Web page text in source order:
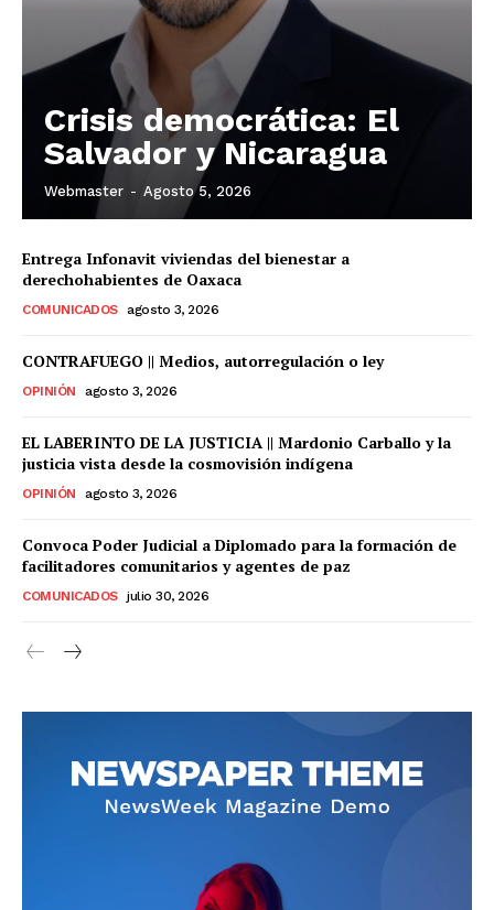
Crisis democrática: El
Salvador y Nicaragua
Webmaster - Agosto 5, 2026
Entrega Infonavit viviendas del bienestar a
derechohabientes de Oaxaca
COMUNICADOS agosto 3, 2026
CONTRAFUEGO || Medios, autorregulación o ley
OPINIÓN agosto 3, 2026
EL LABERINTO DE LA JUSTICIA || Mardonio Carballo y la
justicia vista desde la cosmovisión indígena
OPINIÓN agosto 3, 2026
Convoca Poder Judicial a Diplomado para la formación de
facilitadores comunitarios y agentes de paz
COMUNICADOS julio 30, 2026